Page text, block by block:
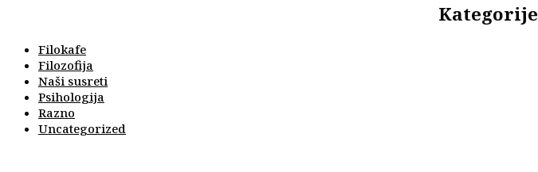
Kategorije
Filokafe
Filozofija
Naši susreti
Psihologija
Razno
Uncategorized